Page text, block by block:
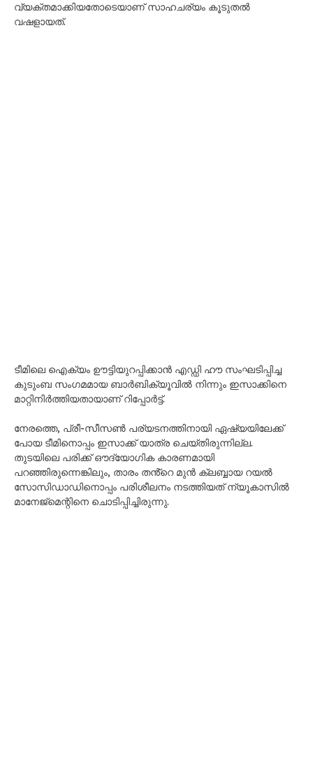
വ്യക്തമാക്കിയതോടെയാണ് സാഹചര്യം കൂടുതൽ
വഷളായത്.
ടീമിലെ ഐക്യം ഊട്ടിയുറപ്പിക്കാൻ എഡ്ഡി ഹൗ സംഘടിപ്പിച്ച
കുടുംബ സംഗമമായ ബാർബിക്യൂവിൽ നിന്നും ഇസാക്കിനെ
മാറ്റിനിർത്തിയതായാണ് റിപ്പോർട്ട്.
നേരത്തെ, പ്രീ-സീസൺ പര്യടനത്തിനായി ഏഷ്യയിലേക്ക്
പോയ ടീമിനൊപ്പം ഇസാക്ക് യാത്ര ചെയ്തിരുന്നില്ല.
തുടയിലെ പരിക്ക് ഔദ്യോഗിക കാരണമായി
പറഞ്ഞിരുന്നെങ്കിലും, താരം തൻ്റെ മുൻ ക്ലബ്ബായ റയൽ
സോസിഡാഡിനൊപ്പം പരിശീലനം നടത്തിയത് ന്യൂകാസിൽ
മാനേജ്‌മെന്റിനെ ചൊടിപ്പിച്ചിരുന്നു.